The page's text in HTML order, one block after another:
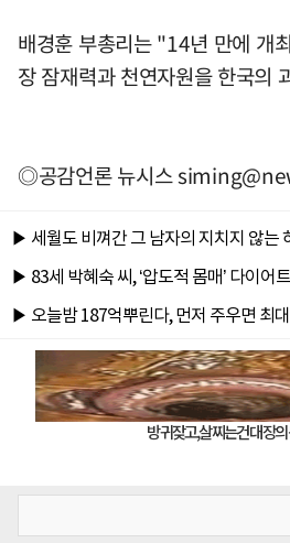
배경훈 부총리는 "14년 만에 개
장 잠재력과 천연자원을 한국의
◎공감언론 뉴시스